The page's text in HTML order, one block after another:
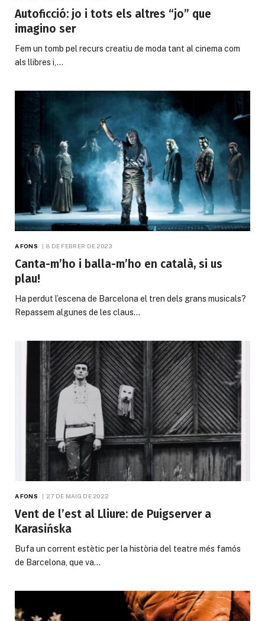
Autoficció: jo i tots els altres “jo” que
imagino ser
Fem un tomb pel recurs creatiu de moda tant al cinema com
als llibres i,…
A FONS 8 DE FEBRER DE 2023
Canta-m’ho i balla-m’ho en català, si us
plau!
Ha perdut l’escena de Barcelona el tren dels grans musicals?
Repassem algunes de les claus…
A FONS 27 DE MAIG DE 2022
Vent de l’est al Lliure: de Puigserver a
Karasińska
Bufa un corrent estètic per la història del teatre més famós
de Barcelona, que va…